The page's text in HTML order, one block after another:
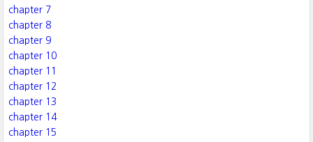
chapter 7
chapter 8
chapter 9
chapter 10
chapter 11
chapter 12
chapter 13
chapter 14
chapter 15